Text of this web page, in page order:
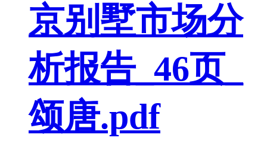
京别墅市场分
析报告_46页_
颂唐.pdf